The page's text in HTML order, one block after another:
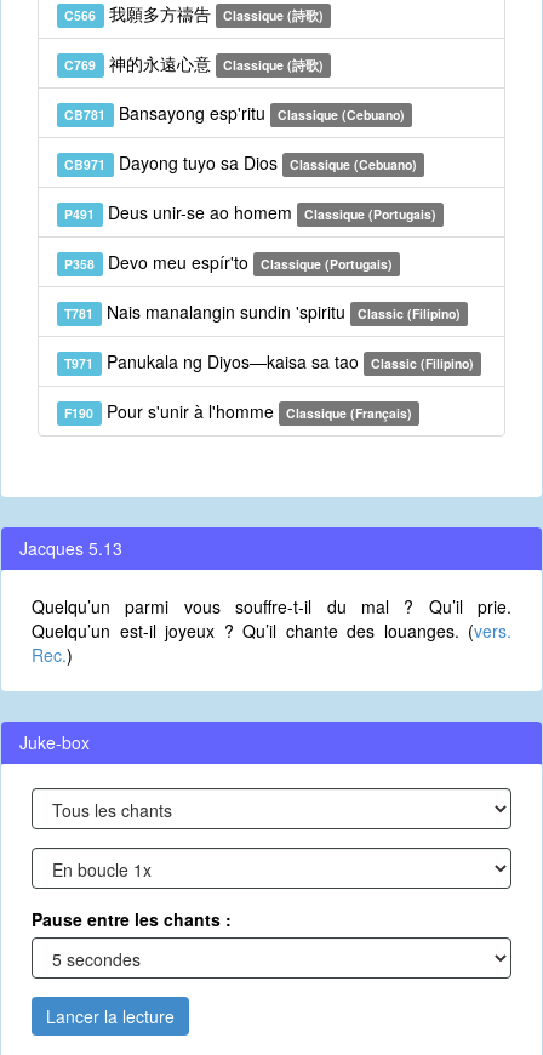
C566 我願多方禱告 Classique (詩歌)
C769 神的永遠心意 Classique (詩歌)
CB781 Bansayong esp'ritu Classique (Cebuano)
CB971 Dayong tuyo sa Dios Classique (Cebuano)
P491 Deus unir-se ao homem Classique (Portugais)
P358 Devo meu espír'to Classique (Portugais)
T781 Nais manalangin sundin 'spiritu Classic (Filipino)
T971 Panukala ng Diyos—kaisa sa tao Classic (Filipino)
F190 Pour s'unir à l'homme Classique (Français)
Jacques 5.13
Quelqu’un parmi vous souffre-t-il du mal ? Qu’il prie.
Quelqu’un est-il joyeux ? Qu’il chante des louanges. (vers.
Rec.)
Juke-box
Pause entre les chants :
Lancer la lecture